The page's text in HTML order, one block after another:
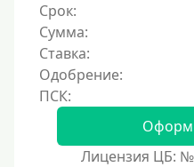
Без фото
Без подтверждения дохода
Без справок и поручителей
Без посредников
Процент
Срок:
Сумма:
Ставка:
Одобрение:
Лицензия ЦБ: №